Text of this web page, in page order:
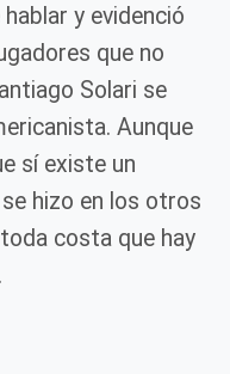
y evidenció
que no
Solari se
Aunque
sí existe un
hizo en los otros
costa que hay